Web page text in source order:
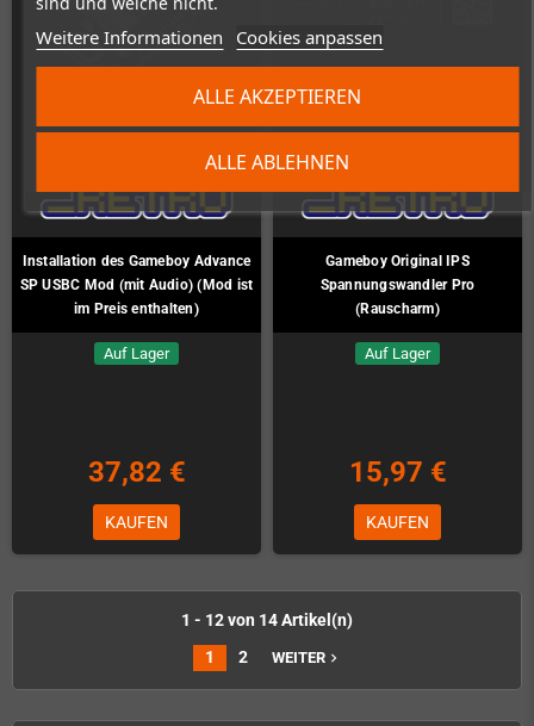
Weitere Informationen Cookies anpassen
ALLE ABLEHNEN
ALLE AKZEPTIEREN
Installation des Gameboy Advance
SP USBC Mod (mit Audio) (Mod ist
im Preis enthalten)
Auf Lager
37,82 €
KAUFEN
Gameboy Original IPS
Spannungswandler Pro
(Rauscharm)
Auf Lager
15,97 €
KAUFEN
1 - 12 von 14 Artikel(n)
1
2 WEITERnavigate_next